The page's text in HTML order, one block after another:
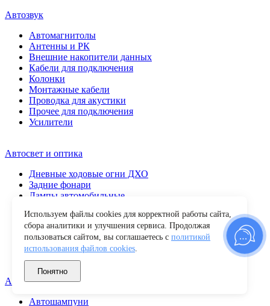
Автозвук
Автомагнитолы
Антенны и РК
Внешние накопители данных
Кабели для подключения
Колонки
Монтажные кабели
Проводка для акустики
Прочее для подключения
Усилители
Автосвет и оптика
Дневные ходовые огни ДХО
Задние фонари
Лампы автомобильные
Повторители поворота
Противотуманные фары
Прочие
Светодиодные балки
Фары рабочего света
Автохимия и уход
Автошампуни
Используем файлы cookies для корректной работы сайта,
сбора аналитики и улучшения сервиса. Продолжая
пользоваться сайтом, вы соглашаетесь с политикой
использования файлов cookies.
Понятно